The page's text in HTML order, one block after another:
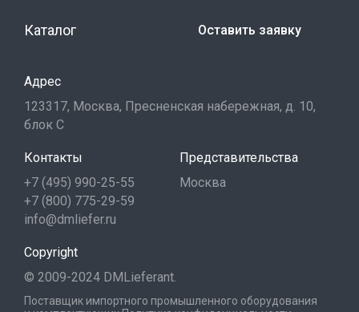
Каталог Оставить заявку
Адрес
123317, Москва, Пресненская набережная, д. 10,
блок С
Контакты
+7 (495) 990-25-55
+7 (800) 775-29-59
info@dmliefer.ru
Представительства
Москва
Copyright
© 2009-2024 DMLieferant.
Поставщик импортного промышленного оборудования